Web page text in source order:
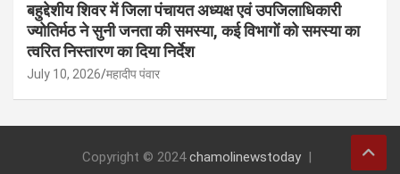
बहुद्देशीय शिवर में जिला पंचायत अध्यक्ष एवं उपजिलाधिकारी
ज्योतिर्मठ ने सुनी जनता की समस्या, कई विभागों को समस्या का
त्वरित निस्तारण का दिया निर्देश
July 10, 2026 महादीप पंवार
Copyright © 2024chamolinewstoday